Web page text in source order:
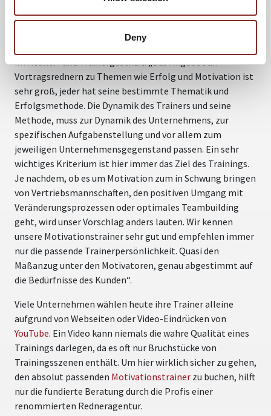
Deny
„Wir sehen uns als beratende und unterstützende
Begleiter unserer Kunden, namhafter Unternehmen aus
allen Sparten der Wirtschaft.“, erklärt der Inhaber der
im Redner- und Trainergeschäft. „Das Angebot an
Vortragsrednern zu Themen wie Erfolg und Motivation ist
sehr groß, jeder hat seine bestimmte Thematik und
Erfolgsmethode. Die Dynamik des Trainers und seine
Methode, muss zur Dynamik des Unternehmens, zur
spezifischen Aufgabenstellung und vor allem zum
jeweiligen Unternehmensgegenstand passen. Ein sehr
wichtiges Kriterium ist hier immer das Ziel des Trainings.
Je nachdem, ob es um Motivation zum in Schwung bringen
von Vertriebsmannschaften, den positiven Umgang mit
Veränderungsprozessen oder optimales Teambuilding
geht, wird unser Vorschlag anders lauten. Wir kennen
unsere Motivationstrainer sehr gut und empfehlen immer
nur die passende Trainerpersönlichkeit. Quasi den
Maßanzug unter den Motivatoren, genau abgestimmt auf
die Bedürfnisse des Kunden“.
Viele Unternehmen wählen heute ihre Trainer alleine
aufgrund von Webseiten oder Video-Eindrücken von
YouTube. Ein Video kann niemals die wahre Qualität eines
Trainings darlegen, da es oft nur Bruchstücke von
Trainingsszenen enthält. Um hier wirklich sicher zu gehen,
den absolut passenden Motivationstrainer zu buchen, hilft
nur die fundierte Beratung durch die Profis einer
renommierten Redneragentur.